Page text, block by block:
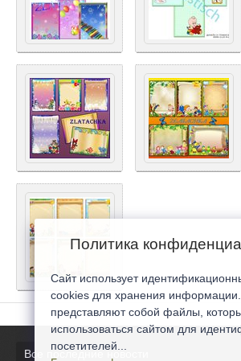
Все последние новости
Политика
Сайт использует
cookies для хранения
представляют собой файлы,
использоваться сайтом для
посетителей...